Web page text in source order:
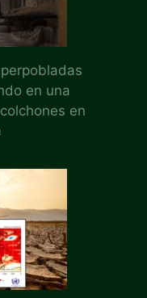
en una
en